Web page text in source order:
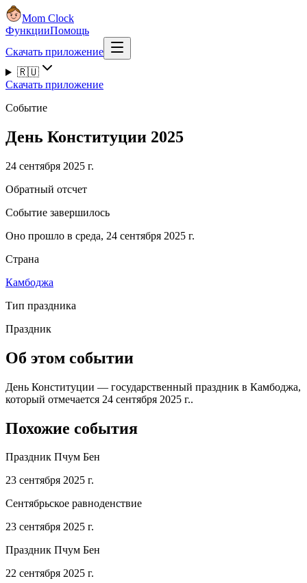
Mom Clock
ФункцииПомощь
Скачать приложение
🇷🇺
Скачать приложение
Событие
День Конституции 2025
24 сентября 2025 г.
Обратный отсчет
Событие завершилось
Оно прошло в среда, 24 сентября 2025 г.
Страна
Камбоджа
Тип праздника
Праздник
Об этом событии
День Конституции — государственный праздник в Камбоджа,
который отмечается 24 сентября 2025 г..
Похожие события
Праздник Пчум Бен
23 сентября 2025 г.
Сентябрьское равноденствие
23 сентября 2025 г.
Праздник Пчум Бен
22 сентября 2025 г.